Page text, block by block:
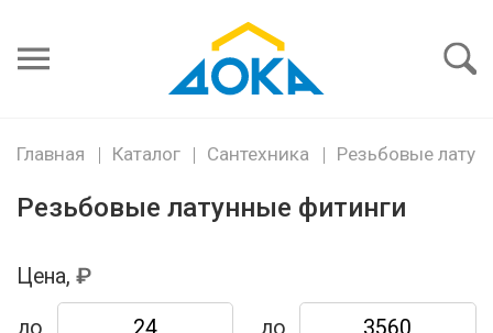
пароль
Главная Каталог Сантехника Резьбовые
Резьбовые латунные фитинги
Цена,
до до